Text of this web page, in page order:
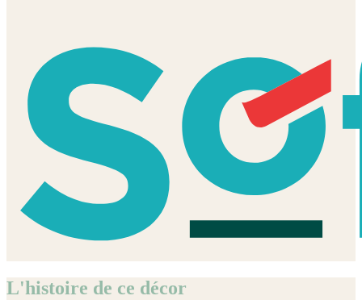
L'histoire de ce décor